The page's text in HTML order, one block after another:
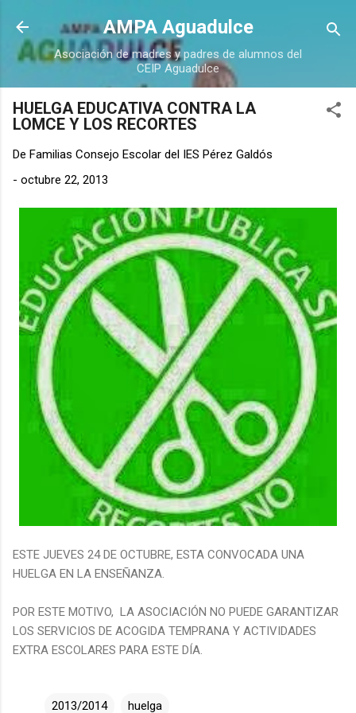
Ir al contenido principal
AMPA Aguadulce
Asociación de madres y padres de alumnos del
CEIP Aguadulce
HUELGA EDUCATIVA CONTRA LA
LOMCE Y LOS RECORTES
De Familias Consejo Escolar del IES Pérez Galdós
- octubre 22, 2013
ESTE JUEVES 24 DE OCTUBRE, ESTA CONVOCADA UNA
HUELGA EN LA ENSEÑANZA.
POR ESTE MOTIVO, LA ASOCIACIÓN NO PUEDE GARANTIZAR
LOS SERVICIOS DE ACOGIDA TEMPRANA Y ACTIVIDADES
EXTRA ESCOLARES PARA ESTE DÍA.
2013/2014 huelga